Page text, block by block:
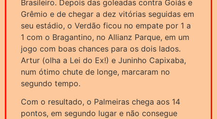
Brasileiro. Depois das goleadas contra Goiás e
Grêmio e de chegar a dez vitórias seguidas em
seu estádio, o Verdão ficou no empate por 1 a
1 com o Bragantino, no Allianz Parque, em um
jogo com boas chances para os dois lados.
Artur (olha a Lei do Ex!) e Juninho Capixaba,
num ótimo chute de longe, marcaram no
segundo tempo.
Com o resultado, o Palmeiras chega aos 14
pontos, em segundo lugar e não consegue